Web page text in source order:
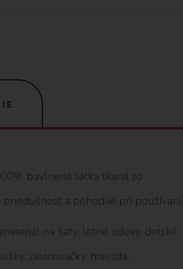
bavlnená látka tkaná zo
a pohodlie pri používaní.
na šaty, letné odevy, detské
zavinovačky, hniezda,